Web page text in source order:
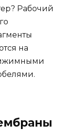
Рабочий
на